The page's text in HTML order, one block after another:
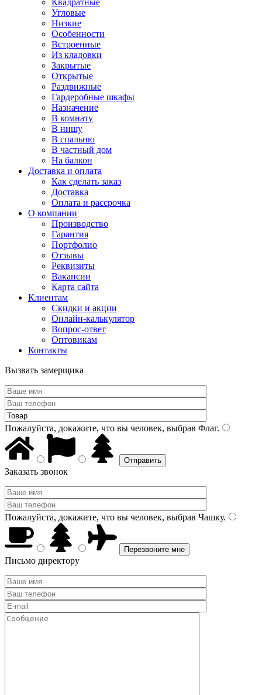
Квадратные
Угловые
Низкие
Особенности
Встроенные
Из кладовки
Закрытые
Открытые
Раздвижные
Гардеробные шкафы
Назначение
В комнату
В нишу
В спальню
В частный дом
На балкон
Доставка и оплата
Как сделать заказ
Доставка
Оплата и рассрочка
О компании
Производство
Гарантия
Портфолио
Отзывы
Реквизиты
Вакансии
Карта сайта
Клиентам
Скидки и акции
Онлайн-калькулятор
Вопрос-ответ
Оптовикам
Контакты
Вызвать замерщика
Пожалуйста, докажите, что вы человек, выбрав Флаг.
Заказать звонок
Пожалуйста, докажите, что вы человек, выбрав Чашку.
Письмо директору